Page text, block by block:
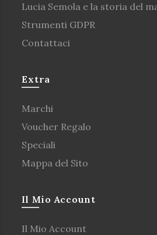
Lucia Semola e la storia del
Strumenti GDPR
Contattaci
Extra
Marchi
Voucher Regalo
Speciali
Mappa del Sito
Il Mio Account
Il Mio Account